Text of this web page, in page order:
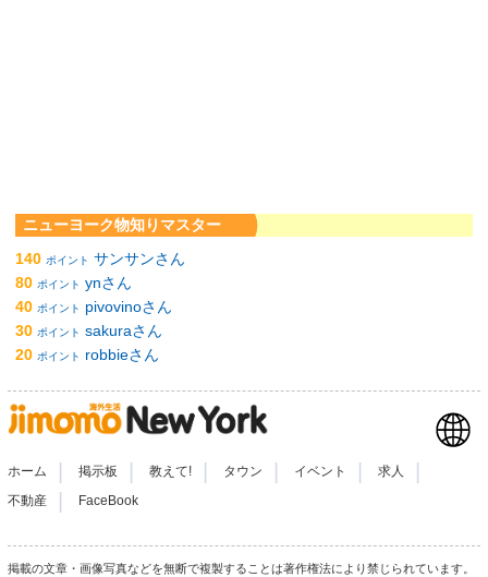
ニューヨーク物知りマスター
140 ポイント サンサンさん
80 ポイント ynさん
40 ポイント
pivovinoさん
30 ポイント sakuraさん
20 ポイント robbieさん
ホーム 掲示板 教えて! タウン イベント 求人
不動産 FaceBook
掲載の文章・画像写真などを無断で複製することは著作権法により禁じられています。